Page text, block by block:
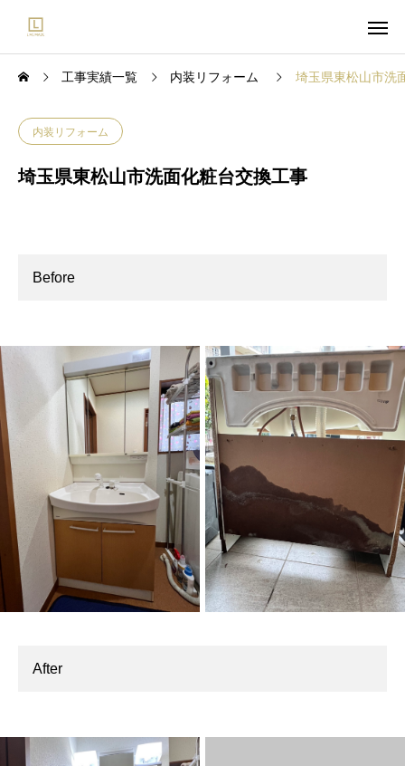
工事実績一覧 内装リフォーム 埼玉県東松山市洗
内装リフォーム
埼玉県東松山市洗面化粧台交換工事
Before
After